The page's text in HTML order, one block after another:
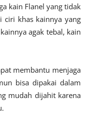
kain Flanel yang tidak
khas kainnya yang
agak tebal, kain
membantu menjaga
bisa dipakai dalam
mudah dijahit karena